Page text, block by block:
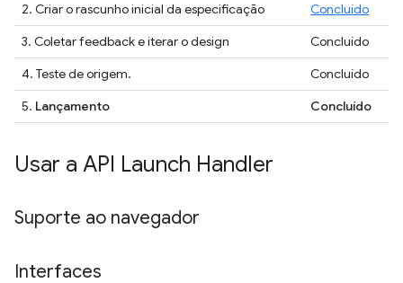
2. Criar o rascunho inicial da especificação
Concluído
3. Coletar feedback e iterar o design
Concluído
4. Teste de origem.
Concluído
5. Lançamento Concluído
Usar a API Launch Handler
Suporte ao navegador
Interfaces